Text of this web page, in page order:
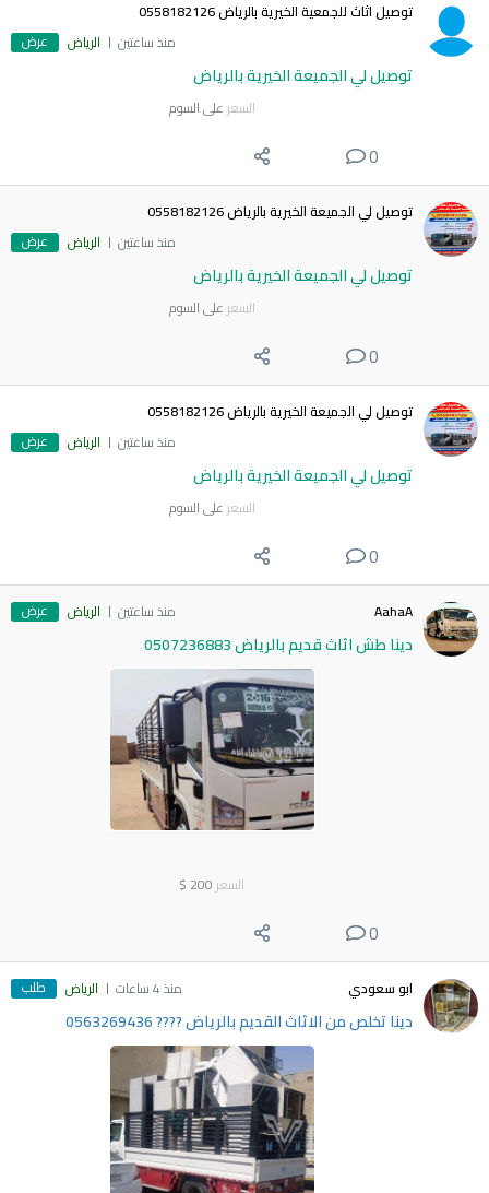
توصيل اثاث للجمعية الخيرية بالرياض 0558182126
منذ ساعتين
الرياض عرض
توصيل لي الجميعة الخيرية بالرياض
السعر على السوم
0
توصيل لي الجميعة الخيرية بالرياض 0558182126
منذ ساعتين
الرياض عرض
توصيل لي الجميعة الخيرية بالرياض
السعر على السوم
0
توصيل لي الجميعة الخيرية بالرياض 0558182126
منذ ساعتين
الرياض عرض
توصيل لي الجميعة الخيرية بالرياض
السعر على السوم
0
AahaA منذ ساعتين الرياض عرض
دينا طش اثاث قديم بالرياض 0507236883
السعر 200
$
0
ابو سعودي منذ 4 ساعات الرياض طلب
دينا تخلص من الاثاث القديم بالرياض ???? 0563269436